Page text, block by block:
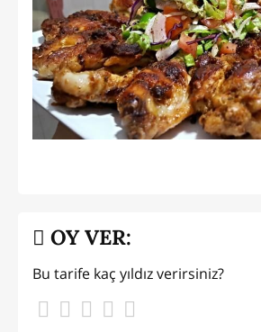
OY VER:
Bu tarife kaç yıldız verirsiniz?